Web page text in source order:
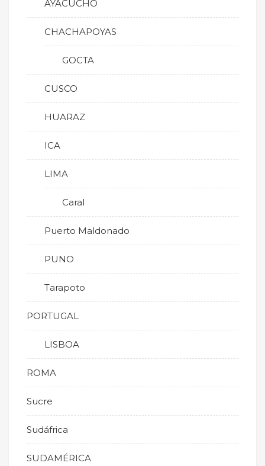
AYACUCHO
CHACHAPOYAS
GOCTA
CUSCO
HUARAZ
ICA
LIMA
Caral
Puerto Maldonado
PUNO
Tarapoto
PORTUGAL
LISBOA
ROMA
Sucre
Sudáfrica
SUDAMÉRICA